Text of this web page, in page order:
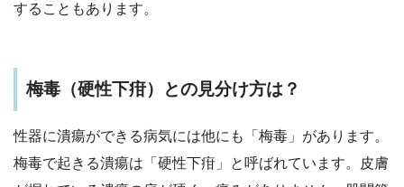
することもあります。
梅毒（硬性下疳）との見分け方は？
性器に潰瘍ができる病気には他にも「梅毒」があります。
梅毒で起きる潰瘍は「硬性下疳」と呼ばれています。皮膚